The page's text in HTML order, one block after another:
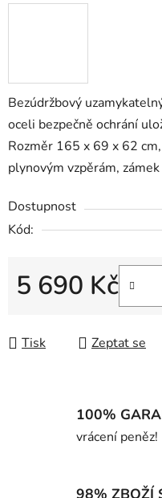
Bezúdržbový
oceli bezpečně ochrání
Rozměr 165 x 69 x 62
plynovým vzpěrám,
Dostupnost
Kód:
5 690 Kč
Tisk Zeptat se
100%
vrácení peněz!
98% ZBOŽÍ